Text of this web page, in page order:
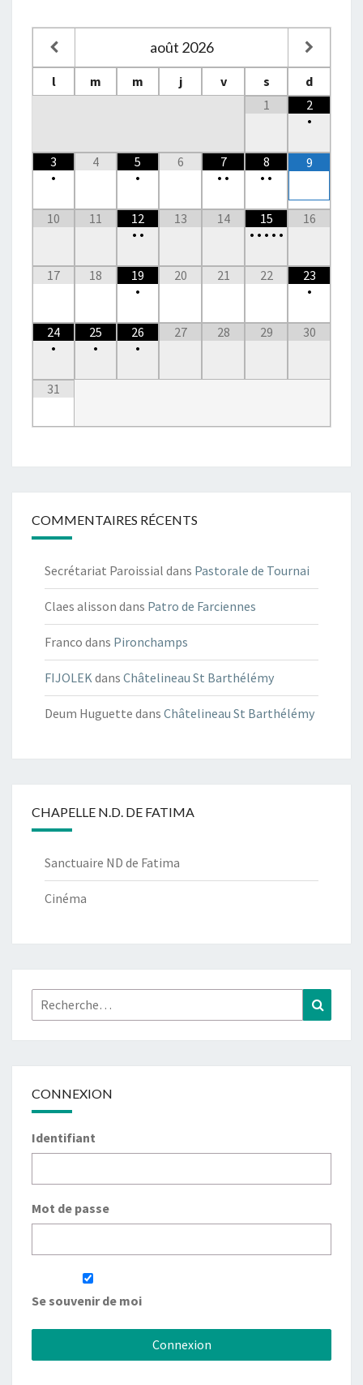
août 2026
l m m j v s
d
1
2
•
3
•
4
5
•
6
7
• •
8
• •
9
10 11
12
• •
13 14
15
• • • • •
16
17 18
19
•
20 21 22
23
•
24
•
25
•
26
•
27 28 29 30
31
COMMENTAIRES RÉCENTS
Secrétariat Paroissial dans Pastorale de Tournai
Claes alisson dans Patro de Farciennes
Franco dans Pironchamps
FIJOLEKdans Châtelineau St Barthélémy
Deum Huguette dans Châtelineau St Barthélémy
CHAPELLE N.D. DE FATIMA
Sanctuaire ND de Fatima
Cinéma
Rechercher :
CONNEXION
Identifiant
Mot de passe
Se souvenir de moi